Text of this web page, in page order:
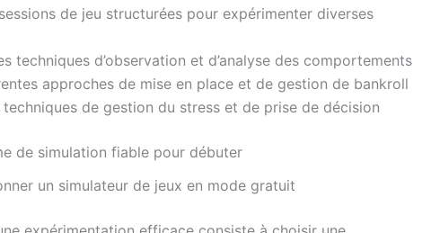
de jeu structurées pour expérimenter diverses
techniques d’observation et d’analyse des comportements
approches de mise en place et de gestion de bankroll
de gestion du stress et de prise de décision
de simulation fiable pour débuter
un simulateur de jeux en mode gratuit